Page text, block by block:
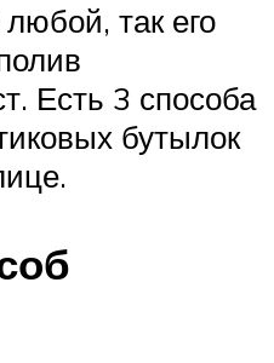
так его
Есть 3 способа
бутылок